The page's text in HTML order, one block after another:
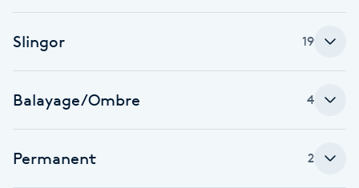
Fibromassage
Fotmassage
Slingor 19
Balayage/Ombre 4
Permanent 2